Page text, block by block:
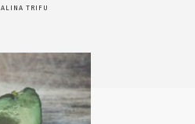
ALINA TRIFU